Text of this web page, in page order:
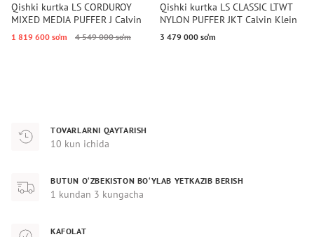
Qishki kurtka LS CORDUROY
MIXED MEDIA PUFFER J Calvin
Klein Jeans
1 819 600 so‘m 4 549 000 so‘m
Qishki kurtka LS CLASSIC LTWT
NYLON PUFFER JKT Calvin Klein
3 479 000 so‘m
TOVARLARNI QAYTARISH
10 kun ichida
BUTUN O‘ZBEKISTON BO‘YLAB YETKAZIB BERISH
1 kundan 3 kungacha
KAFOLAT